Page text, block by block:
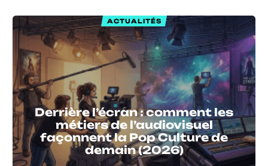
ACTUALITÉS
Derrière l’écran : comment les
métiers de l’audiovisuel
façonnent la Pop Culture de
demain (2026)